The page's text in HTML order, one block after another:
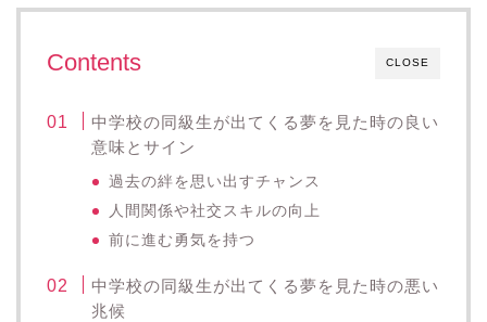
CLOSE
Contents
中学校の同級生が出てくる夢を見た時の良い
意味とサイン
過去の絆を思い出すチャンス
人間関係や社交スキルの向上
前に進む勇気を持つ
中学校の同級生が出てくる夢を見た時の悪い
兆候